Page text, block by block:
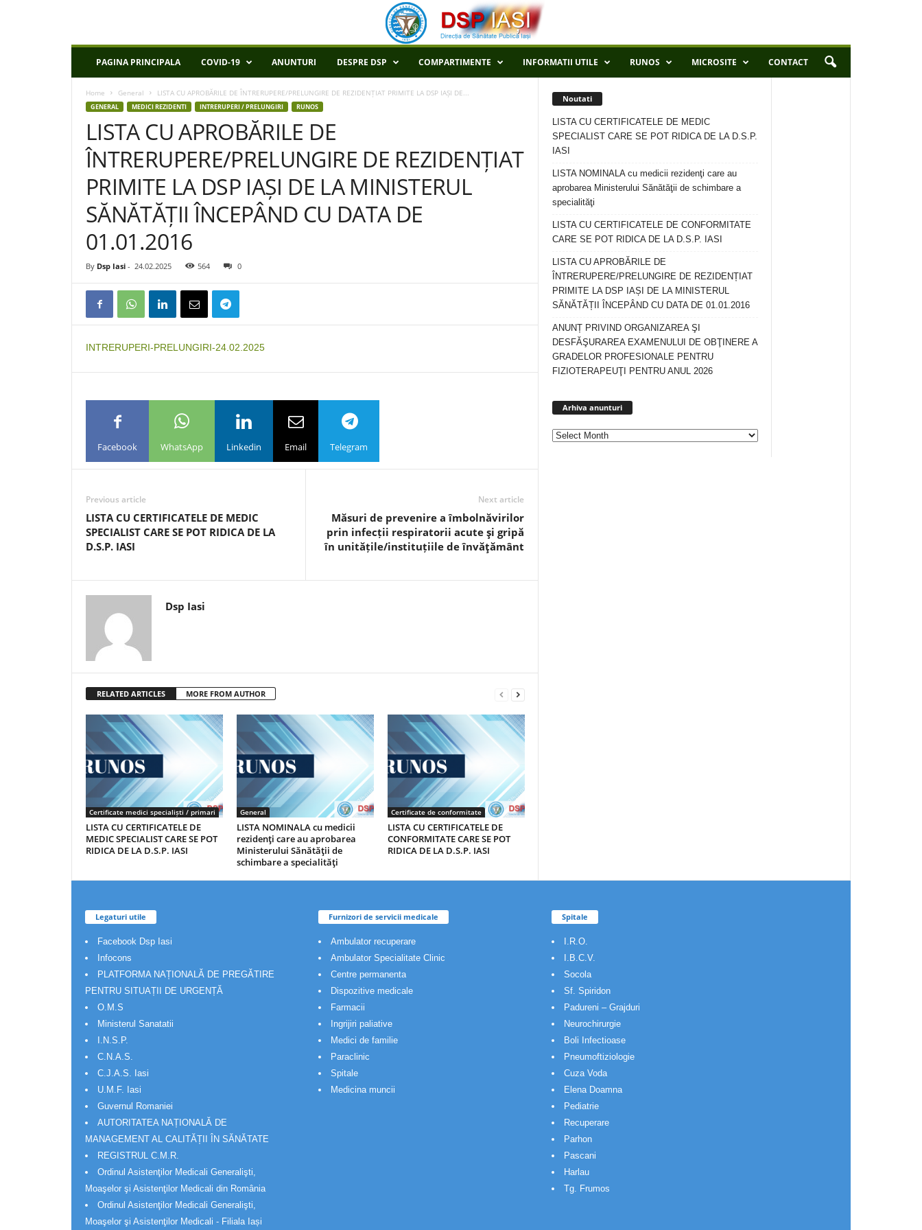
P
PAGINA PRINCIPALA COVID-19 ANUNTURI DESPRE DSP COMPARTIMENTE INFORMATII UTILE RUNOS MICROSITE CONTACT
Home General LISTA CU APROBĂRILE DE ÎNTRERUPERE/PRELUNGIRE DE REZIDENȚIAT PRIMITE LA DSP IAȘI DE...
GENERAL MEDICI REZIDENTI INTRERUPERI / PRELUNGIRI RUNOS
LISTA CU APROBĂRILE DE
ÎNTRERUPERE/PRELUNGIRE DE REZIDENȚIAT
PRIMITE LA DSP IAȘI DE LA MINISTERUL
SĂNĂTĂȚII ÎNCEPÂND CU DATA DE
01.01.2016
By Dsp Iasi - 24.02.2025 564 0
INTRERUPERI-PRELUNGIRI-24.02.2025
Facebook WhatsApp Linkedin Email Telegram
Previous article
LISTA CU CERTIFICATELE DE MEDIC
SPECIALIST CARE SE POT RIDICA DE LA
D.S.P. IASI
Next article
Măsuri de prevenire a îmbolnăvirilor
prin infecții respiratorii acute şi gripă
în unitățile/instituțiile de învăţământ
Dsp Iasi
RELATED ARTICLES MORE FROM AUTHOR
Certificate medici specialiști / primari
LISTA CU CERTIFICATELE DE
MEDIC SPECIALIST CARE SE POT
RIDICA DE LA D.S.P. IASI
General
LISTA NOMINALA cu medicii
rezidenţi care au aprobarea
Ministerului Sănătăţii de
schimbare a specialităţi
Certificate de conformitate
LISTA CU CERTIFICATELE DE
CONFORMITATE CARE SE POT
RIDICA DE LA D.S.P. IASI
Noutati
LISTA CU CERTIFICATELE DE MEDIC
SPECIALIST CARE SE POT RIDICA DE LA D.S.P.
IASI
LISTA NOMINALA cu medicii rezidenţi care au
aprobarea Ministerului Sănătăţii de schimbare a
specialităţi
LISTA CU CERTIFICATELE DE CONFORMITATE
CARE SE POT RIDICA DE LA D.S.P. IASI
LISTA CU APROBĂRILE DE
ÎNTRERUPERE/PRELUNGIRE DE REZIDENȚIAT
PRIMITE LA DSP IAȘI DE LA MINISTERUL
SĂNĂTĂȚII ÎNCEPÂND CU DATA DE 01.01.2016
ANUNȚ PRIVIND ORGANIZAREA ŞI
DESFĂŞURAREA EXAMENULUI DE OBŢINERE A
GRADELOR PROFESIONALE PENTRU
FIZIOTERAPEUŢI PENTRU ANUL 2026
Arhiva anunturi
Legaturi utile
Facebook Dsp Iasi
Infocons
PLATFORMA NAȚIONALĂ DE PREGĂTIRE
PENTRU SITUAȚII DE URGENȚĂ
O.M.S
Ministerul Sanatatii
I.N.S.P.
C.N.A.S.
C.J.A.S. Iasi
U.M.F. Iasi
Guvernul Romaniei
AUTORITATEA NAȚIONALĂ DE
MANAGEMENT AL CALITĂȚII ÎN SĂNĂTATE
REGISTRUL C.M.R.
Ordinul Asistenţilor Medicali Generalişti,
Moaşelor şi Asistenţilor Medicali din România
Ordinul Asistenţilor Medicali Generalişti,
Moaşelor şi Asistenţilor Medicali - Filiala Iași
Furnizori de servicii medicale
Ambulator recuperare
Ambulator Specialitate Clinic
Centre permanenta
Dispozitive medicale
Farmacii
Ingrijiri paliative
Medici de familie
Paraclinic
Spitale
Medicina muncii
Spitale
I.R.O.
I.B.C.V.
Socola
Sf. Spiridon
Padureni – Grajduri
Neurochirurgie
Boli Infectioase
Pneumoftiziologie
Cuza Voda
Elena Doamna
Pediatrie
Recuperare
Parhon
Pascani
Harlau
Tg. Frumos